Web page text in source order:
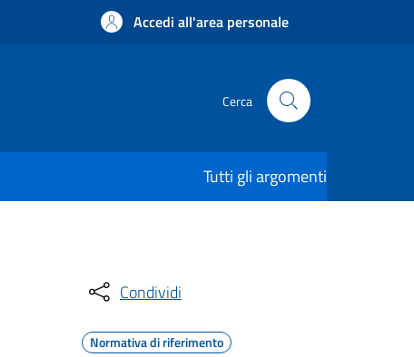
Accedi all'area personale
Cerca
Tutti gli argomenti
Condividi
Normativa di riferimento